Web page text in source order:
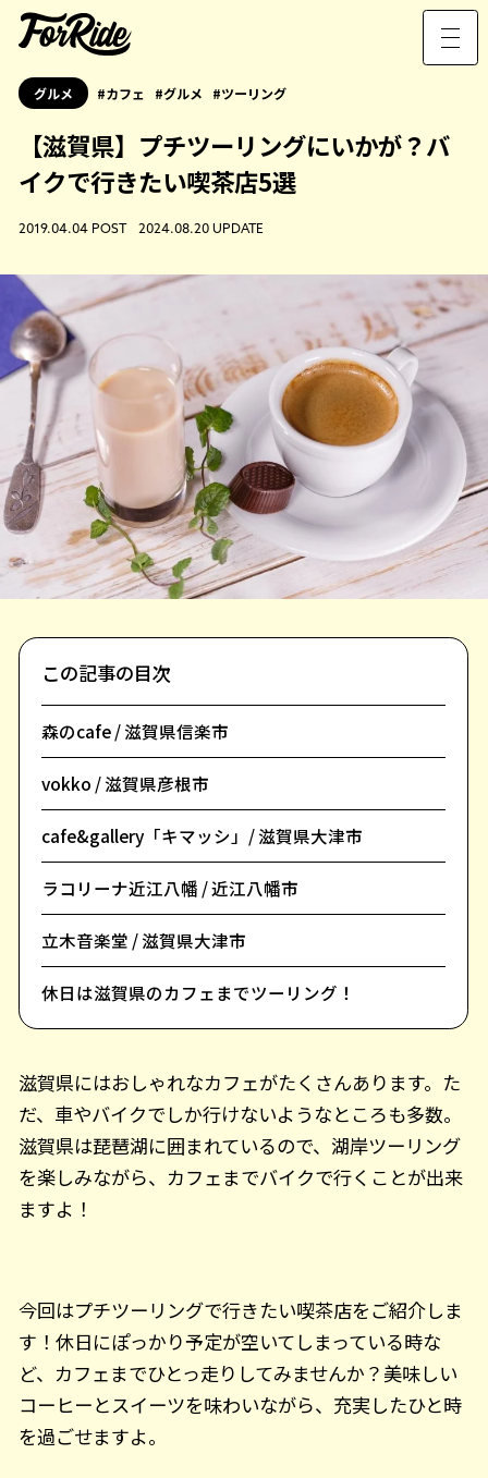
グルメ カフェ グルメ ツーリング
【滋賀県】プチツーリングにいかが？バ
イクで行きたい喫茶店5選
2019.04.04 POST 2024.08.20 UPDATE
この記事の目次
森のcafe / 滋賀県信楽市
vokko / 滋賀県彦根市
cafe&gallery「キマッシ」/ 滋賀県大津市
ラコリーナ近江八幡 / 近江八幡市
立木音楽堂 / 滋賀県大津市
休日は滋賀県のカフェまでツーリング！
滋賀県にはおしゃれなカフェがたくさんあります。た
だ、車やバイクでしか行けないようなところも多数。
滋賀県は琵琶湖に囲まれているので、湖岸ツーリング
を楽しみながら、カフェまでバイクで行くことが出来
ますよ！
今回はプチツーリングで行きたい喫茶店をご紹介しま
す！休日にぽっかり予定が空いてしまっている時な
ど、カフェまでひとっ走りしてみませんか？美味しい
コーヒーとスイーツを味わいながら、充実したひと時
を過ごせますよ。